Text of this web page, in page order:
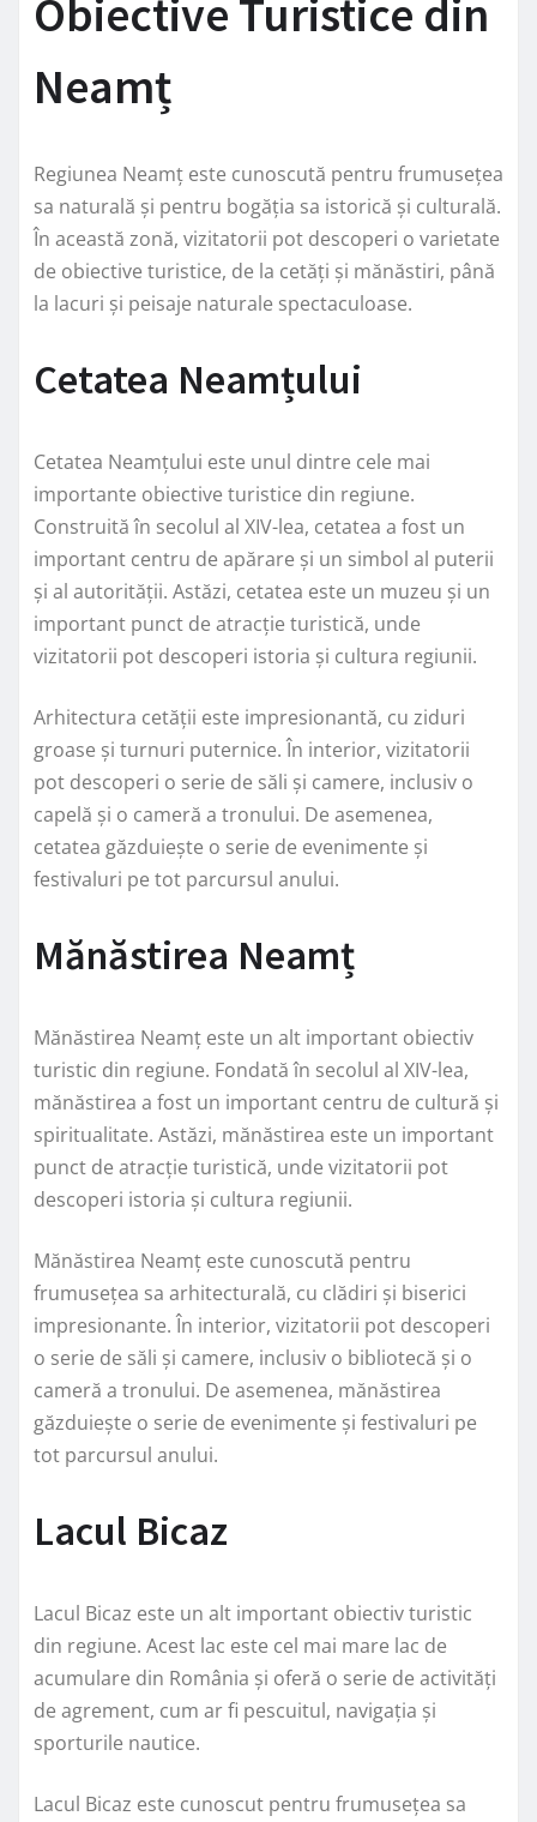
Obiective Turistice din
Neamț
Regiunea Neamț este cunoscută pentru frumusețea
sa naturală și pentru bogăția sa istorică și culturală.
În această zonă, vizitatorii pot descoperi o varietate
de obiective turistice, de la cetăți și mănăstiri, până
la lacuri și peisaje naturale spectaculoase.
Cetatea Neamțului
Cetatea Neamțului este unul dintre cele mai
importante obiective turistice din regiune.
Construită în secolul al XIV-lea, cetatea a fost un
important centru de apărare și un simbol al puterii
și al autorității. Astăzi, cetatea este un muzeu și un
important punct de atracție turistică, unde
vizitatorii pot descoperi istoria și cultura regiunii.
Arhitectura cetății este impresionantă, cu ziduri
groase și turnuri puternice. În interior, vizitatorii
pot descoperi o serie de săli și camere, inclusiv o
capelă și o cameră a tronului. De asemenea,
cetatea găzduiește o serie de evenimente și
festivaluri pe tot parcursul anului.
Mănăstirea Neamț
Mănăstirea Neamț este un alt important obiectiv
turistic din regiune. Fondată în secolul al XIV-lea,
mănăstirea a fost un important centru de cultură și
spiritualitate. Astăzi, mănăstirea este un important
punct de atracție turistică, unde vizitatorii pot
descoperi istoria și cultura regiunii.
Mănăstirea Neamț este cunoscută pentru
frumusețea sa arhitecturală, cu clădiri și biserici
impresionante. În interior, vizitatorii pot descoperi
o serie de săli și camere, inclusiv o bibliotecă și o
cameră a tronului. De asemenea, mănăstirea
găzduiește o serie de evenimente și festivaluri pe
tot parcursul anului.
Lacul Bicaz
Lacul Bicaz este un alt important obiectiv turistic
din regiune. Acest lac este cel mai mare lac de
acumulare din România și oferă o serie de activități
de agrement, cum ar fi pescuitul, navigația și
sporturile nautice.
Lacul Bicaz este cunoscut pentru frumusețea sa